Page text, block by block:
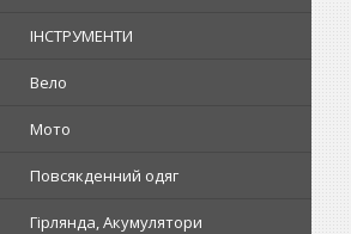
ІНСТРУМЕНТИ
Вело
Мото
Повсякденний одяг
Гірлянда, Акумулятори